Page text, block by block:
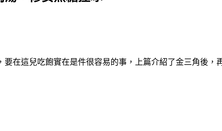
在這兒吃飽實在是件很容易的事，上篇介紹了金三角後